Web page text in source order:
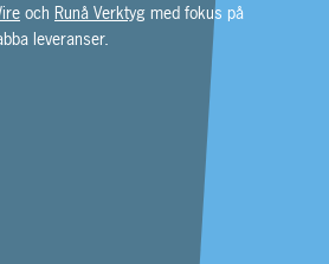
och Runå Verktyg med fokus på
leveranser.